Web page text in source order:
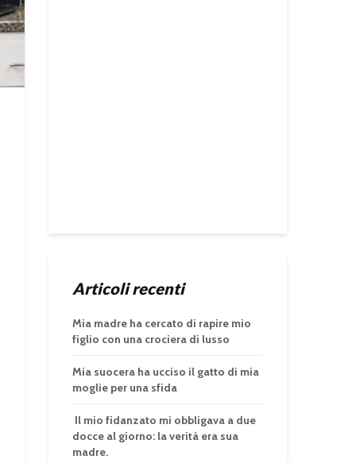
Articoli recenti
Mia madre ha cercato di rapire mio
figlio con una crociera di lusso
Mia suocera ha ucciso il gatto di mia
moglie per una sfida
Il mio fidanzato mi obbligava a due
docce al giorno: la verità era sua
madre.